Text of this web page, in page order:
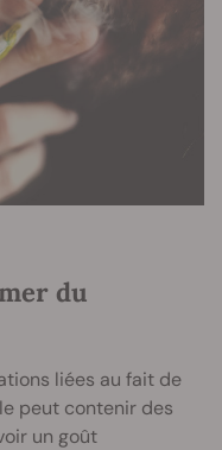
du
liées au fait de
peut contenir des
un goût